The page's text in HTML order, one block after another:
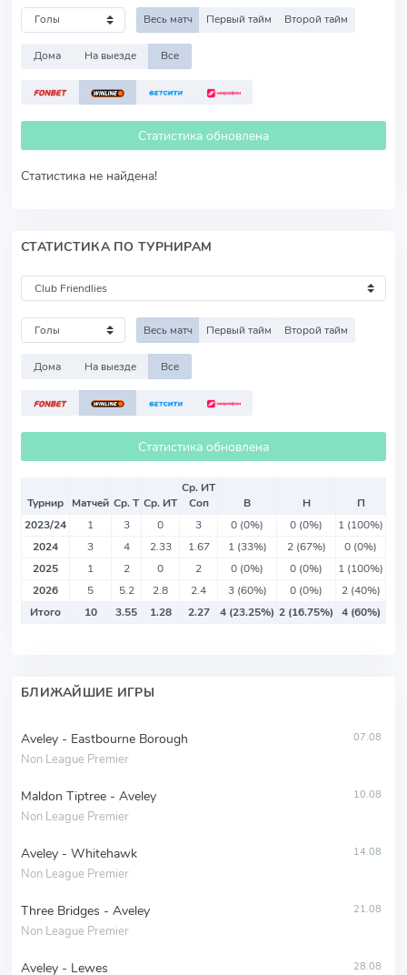
Весь матч Первый тайм Второй тайм
Дома На выезде Все
Статистика обновлена
Статистика не найдена!
СТАТИСТИКА ПО ТУРНИРАМ
Весь матч Первый тайм Второй тайм
Дома На выезде Все
Статистика обновлена
Турнир Матчей Ср. Т Ср. ИТ
Ср. ИТ
Соп
В Н
П
2023/24
1 3 0 3 0 (0%) 0 (0%)
1 (100%)
2024
3 4 2.33 1.67 1 (33%) 2 (67%)
0 (0%)
2025
1 2 0 2 0 (0%) 0 (0%)
1 (100%)
2026
5 5.2 2.8 2.4 3 (60%) 0 (0%)
2 (40%)
Итого
10 3.55 1.28 2.27 4 (23.25%) 2 (16.75%) 4 (60%)
БЛИЖАЙШИЕ ИГРЫ
Aveley - Eastbourne Borough
Non League Premier
07.08
Maldon Tiptree - Aveley
Non League Premier
10.08
Aveley - Whitehawk
Non League Premier
14.08
Three Bridges - Aveley
Non League Premier
21.08
Aveley - Lewes 28.08